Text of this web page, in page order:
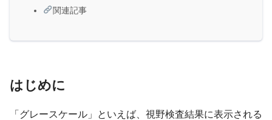
関連記事
はじめに
「グレースケール」といえば、視野検査結果に表示される